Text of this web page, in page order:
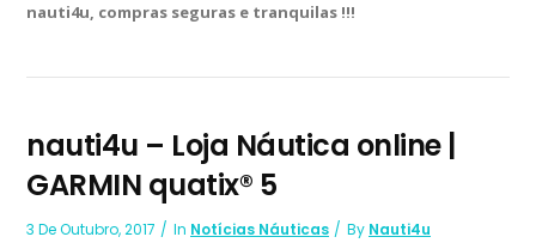
nauti4u, compras seguras e tranquilas !!!
nauti4u – Loja Náutica online |
GARMIN quatix® 5
3 De Outubro, 2017 In Notícias Náuticas By Nauti4u